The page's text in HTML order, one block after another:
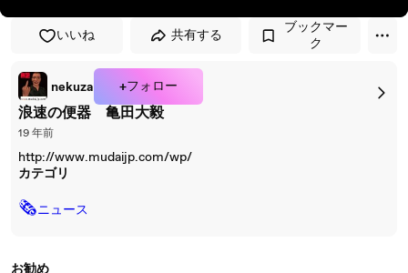
いいね 共有する
ブックマー
ク
nekuza +フォロー
浪速の便器 亀田大毅
19 年前
http://www.mudaijp.com/wp/
カテゴリ
🗞ニュース
お勧め